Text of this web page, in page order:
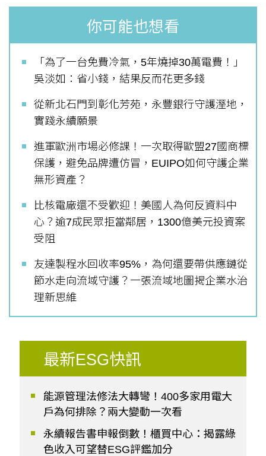
你可能也想看
「為了一台免費冷氣，5年燒掉30萬電費！」
吳淡如：省小錢，結果反而花更多錢
從新北石門到彰化芳苑，永豐銀行守護溼地，
實踐永續願景
進軍歐洲市場必修課！一次取得歐盟27國商標
保護，避免品牌遭仿冒，EUIPO如何守護企業
無形資產？
比核電廠還不受歡迎！美國人為何反資料中
心？逾7成民眾拒當鄰居，1300億美元投資案
受阻
友達製程水回收率95%，為何還要帶供應鏈從
節水走向流域守護？一張流域地圖揭企業水治
理新思維
最新ESG快訊
能源管理法修法大轉彎！400多家用電大
戶為何排除？兩大變動一次看
永續報告書申報倒數！櫃買中心：揭露綠
色收入可望替ESG評鑑加分